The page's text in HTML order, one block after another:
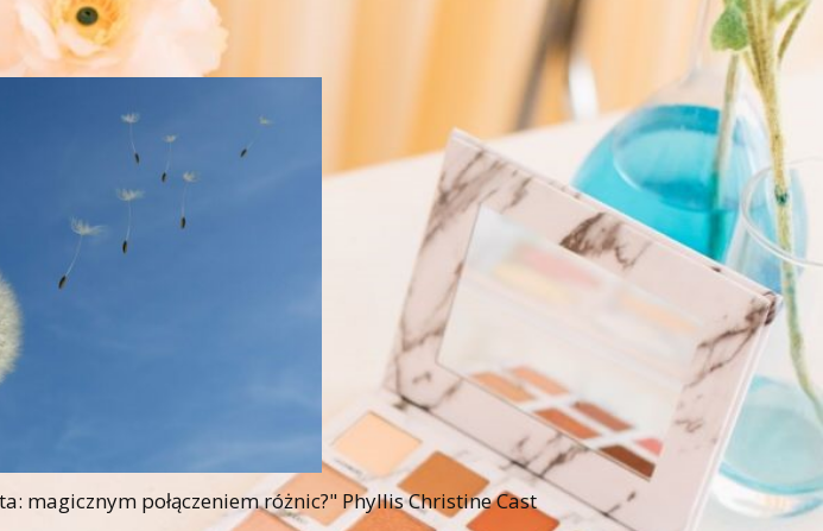
magicznym połączeniem różnic?" Phyllis Christine Cast